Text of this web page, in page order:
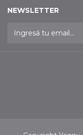
NEWSLETTER